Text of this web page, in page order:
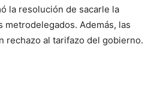
la resolución de sacarle la
metrodelegados. Además, las
rechazo al tarifazo del gobierno.